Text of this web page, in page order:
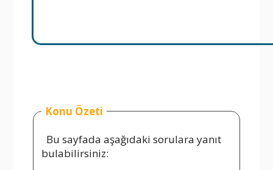
Konu Özeti
Bu sayfada aşağıdaki sorulara yanıt
bulabilirsiniz: